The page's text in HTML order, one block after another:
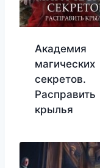
Академия
магических
секретов.
Расправить
крылья